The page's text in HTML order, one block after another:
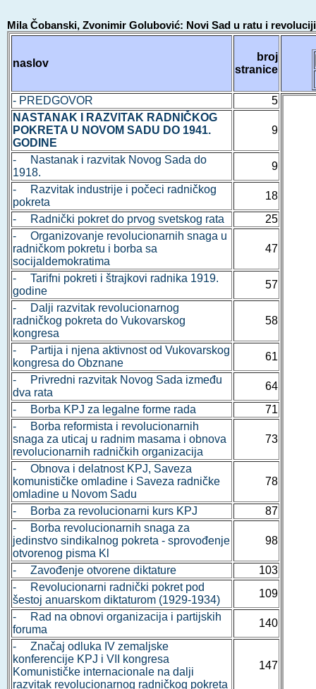
Mila Čobanski, Zvonimir Golubović: Novi Sad u ratu i
naslov
broj
stranice
- PREDGOVOR
5
NASTANAK I RAZVITAK RADNIČKOG
POKRETA U NOVOM SADU DO 1941.
GODINE
9
- Nastanak i razvitak Novog Sada do
1918.
9
- Razvitak industrije i počeci radničkog
pokreta
18
- Radnički pokret do prvog svetskog rata
25
- Organizovanje revolucionarnih snaga u
radničkom pokretu i borba sa
socijaldemokratima
47
- Tarifni pokreti i štrajkovi radnika 1919.
godine
57
- Dalji razvitak revolucionarnog
radničkog pokreta do Vukovarskog
kongresa
58
- Partija i njena aktivnost od Vukovarskog
kongresa do Obznane
61
- Privredni razvitak Novog Sada između
dva rata
64
- Borba KPJ za legalne forme rada
71
- Borba reformista i revolucionarnih
snaga za uticaj u radnim masama i obnova
revolucionarnih radničkih organizacija
73
- Obnova i delatnost KPJ, Saveza
komunističke omladine i Saveza radničke
omladine u Novom Sadu
78
- Borba za revolucionarni kurs KPJ
87
- Borba revolucionarnih snaga za
jedinstvo sindikalnog pokreta - sprovođenje
otvorenog pisma Kl
98
- Zavođenje otvorene diktature
103
- Revolucionarni radnički pokret pod
šestoj anuarskom diktaturom (1929-1934)
109
- Rad na obnovi organizacija i partijskih
foruma
140
- Značaj odluka IV zemaljske
konferencije KPJ i VII kongresa
Komunističke internacionale na dalji
razvitak revolucionarnog radničkog pokreta
147